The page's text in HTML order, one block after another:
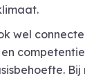
wel
Bij